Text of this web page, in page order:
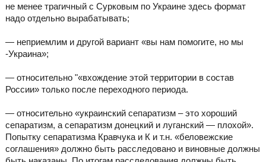
не менее трагичный с Сурковым по Украине здесь формат
надо отдельно вырабатывать;
— неприемлим и другой вариант «вы нам помогите, но мы
-Украина»;
— относительно "«вхождение этой территории в состав
России» только после переходного периода.
— относительно «украинский сепаратизм – это хороший
сепаратизм, а сепаратизм донецкий и луганский — плохой».
Попытку сепаратизма Кравчука и К и т.н. «беловежские
соглашения» должно быть расследовано и виновные должны